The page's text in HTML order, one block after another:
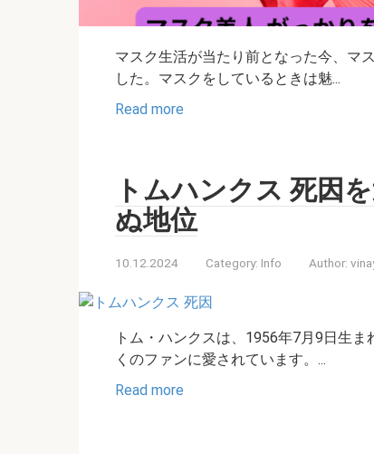
マスク生活が当たり前となった今、マ
した。マスクをしているときは魅...
Read more
トムハンクス 死因
ぬ地位
10.12.2024 Category: Info Author:
トム・ハンクスは、1956年7月9日生
くのファンに愛されています。...
Read more